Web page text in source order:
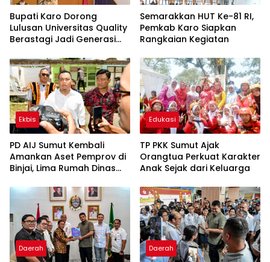
Bupati Karo Dorong
Lulusan Universitas Quality
Berastagi Jadi Generasi
Semarakkan HUT Ke-81 RI,
Pemkab Karo Siapkan
Rangkaian Kegiatan
Ekbis
PD AIJ Sumut Kembali
Amankan Aset Pemprov di
Binjai, Lima Rumah Dinas
Edukasi
TP PKK Sumut Ajak
Orangtua Perkuat Karakter
Anak Sejak dari Keluarga
Daerah Daerah